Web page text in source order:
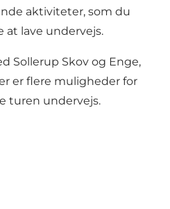
aktiviteter, som du
lave undervejs.
Sollerup Skov og Enge,
er flere muligheder for
turen undervejs.